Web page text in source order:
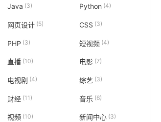
Java (3) Python (4)
网页设计 (5) CSS (3)
PHP (3) 短视频(4)
直播 (10) 电影 (7)
电视剧 (4) 综艺 (3)
财经 (11) 音乐 (6)
视频 (10) 新闻中心 (3)